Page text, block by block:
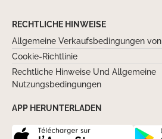
RECHTLICHE HINWEISE
Allgemeine Verkaufsbedingungen von
Cookie-Richtlinie
Rechtliche Hinweise Und Allgemeine
Nutzungsbedingungen
APP HERUNTERLADEN